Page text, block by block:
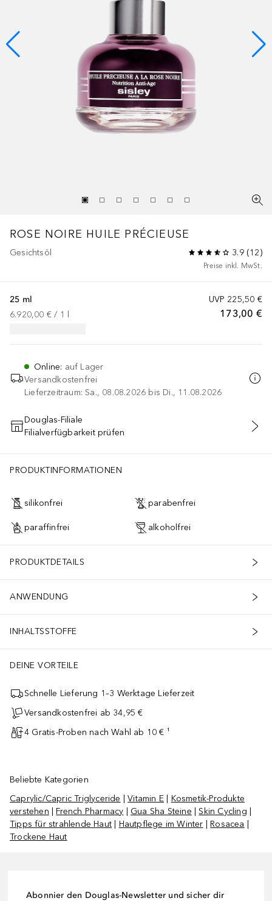
ROSE NOIRE HUILE PRÉCIEUSE
Gesichtsöl 3.9(12)
Preise inkl. MwSt.
UVP 225,50 €
173,00 €
25 ml
6.920,00 € / 1
Online: auf Lager
Versandkostenfrei
Lieferzeitraum: Sa., 08.08.2026 bis Di., 11.08.2026
IN DEN WARENKORB
Douglas-Filiale
Filialverfügbarkeit prüfen
PRODUKTINFORMATIONEN
silikonfrei parabenfrei
paraffinfrei alkoholfrei
PRODUKTDETAILS
ANWENDUNG
INHALTSSTOFFE
DEINE VORTEILE
Schnelle Lieferung 1–3 Werktage Lieferzeit
Versandkostenfrei ab 34,95 €
4 Gratis-Proben nach Wahl ab 10 € ¹
Beliebte Kategorien
Caprylic/Capric Triglyceride |Vitamin E
Kosmetik-Produkte
verstehen |French Pharmacy Gua Sha Steine |Skin Cycling
Tipps für strahlende Haut
Hautpflege im Winter |Rosacea
Trockene Haut
Abonnier den Douglas-Newsletter und sicher dir